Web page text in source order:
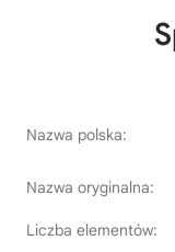
Nazwa polska:
Nazwa oryginalna:
Liczba elementów: